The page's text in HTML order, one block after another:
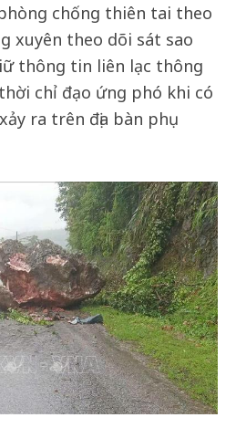
chống thiên tai theo
xuyên theo dõi sát sao
thông tin liên lạc thông
chỉ đạo ứng phó khi có
ra trên địa bàn phụ